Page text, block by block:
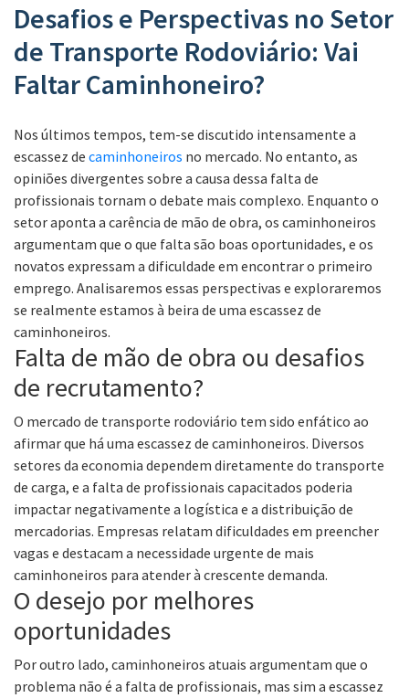
Desafios e Perspectivas no Setor
de Transporte Rodoviário: Vai
Faltar Caminhoneiro?
Nos últimos tempos, tem-se discutido intensamente a
escassez de caminhoneiros no mercado. No entanto, as
opiniões divergentes sobre a causa dessa falta de
profissionais tornam o debate mais complexo. Enquanto o
setor aponta a carência de mão de obra, os caminhoneiros
argumentam que o que falta são boas oportunidades, e os
novatos expressam a dificuldade em encontrar o primeiro
emprego. Analisaremos essas perspectivas e exploraremos
se realmente estamos à beira de uma escassez de
caminhoneiros.
Falta de mão de obra ou desafios
de recrutamento?
O mercado de transporte rodoviário tem sido enfático ao
afirmar que há uma escassez de caminhoneiros. Diversos
setores da economia dependem diretamente do transporte
de carga, e a falta de profissionais capacitados poderia
impactar negativamente a logística e a distribuição de
mercadorias. Empresas relatam dificuldades em preencher
vagas e destacam a necessidade urgente de mais
caminhoneiros para atender à crescente demanda.
O desejo por melhores
oportunidades
Por outro lado, caminhoneiros atuais argumentam que o
problema não é a falta de profissionais, mas sim a escassez